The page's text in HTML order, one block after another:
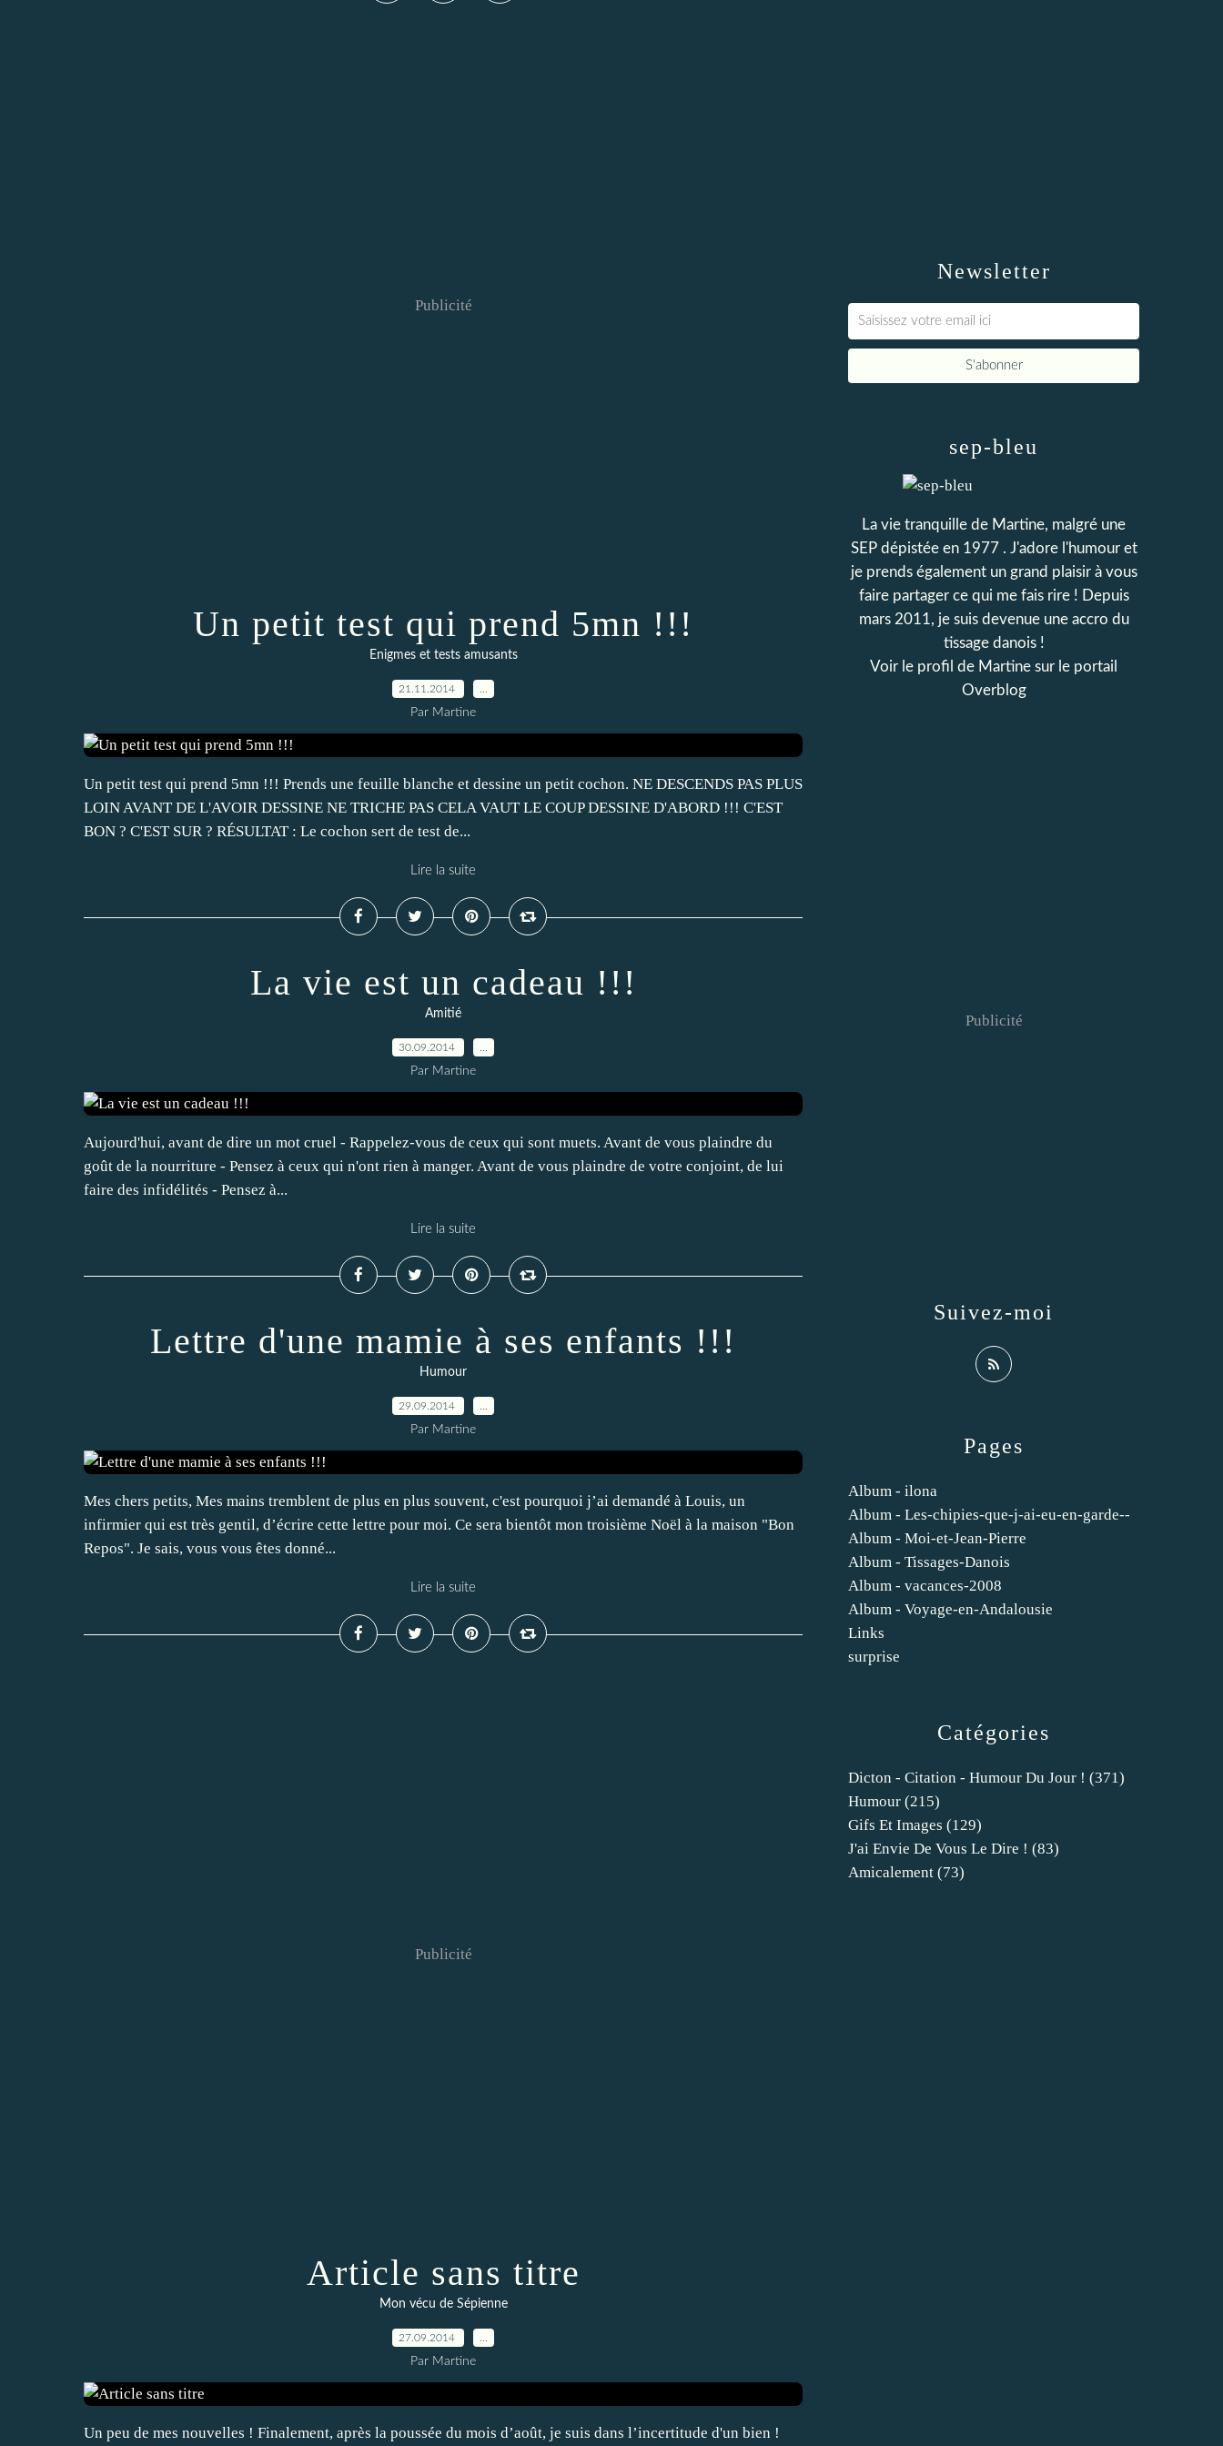
Publicité
Un petit test qui prend 5mn !!!
Enigmes et tests amusants
21.11.2014
Par Martine
Un petit test qui prend 5mn !!! Prends une feuille blanche et dessine un petit cochon. NE DESCENDS PAS PLUS
LOIN AVANT DE L'AVOIR DESSINE NE TRICHE PAS CELA VAUT LE COUP DESSINE D'ABORD !!! C'EST
BON ? C'EST SUR ? RÉSULTAT : Le cochon sert de test de...
Lire la suite
La vie est un cadeau !!!
Amitié
30.09.2014
Par Martine
Aujourd'hui, avant de dire un mot cruel - Rappelez-vous de ceux qui sont muets. Avant de vous plaindre du
goût de la nourriture - Pensez à ceux qui n'ont rien à manger. Avant de vous plaindre de votre conjoint, de lui
faire des infidélités - Pensez à...
Lire la suite
Lettre d'une mamie à ses enfants !!!
Humour
29.09.2014
Par Martine
Mes chers petits, Mes mains tremblent de plus en plus souvent, c'est pourquoi j’ai demandé à Louis, un
infirmier qui est très gentil, d’écrire cette lettre pour moi. Ce sera bientôt mon troisième Noël à la maison "Bon
Repos". Je sais, vous vous êtes donné...
Lire la suite
Publicité
Article sans titre
Mon vécu de Sépienne
27.09.2014
Par Martine
Un peu de mes nouvelles ! Finalement, après la poussée du mois d’août, je suis dans l’incertitude d'un bien !
Newsletter
Catégories
Dicton - Citation - Humour Du Jour ! (371)
Humour (215)
Gifs Et Images (129)
J'ai Envie De Vous Le Dire ! (83)
Amicalement (73)
Pages
Album - ilona
Album - Les-chipies-que-j-ai-eu-en-garde--
Album - Moi-et-Jean-Pierre
Album - Tissages-Danois
Album - vacances-2008
Album - Voyage-en-Andalousie
Links
surprise
sep-bleu
La vie tranquille de Martine, malgré une
SEP dépistée en 1977 . J'adore l'humour et
je prends également un grand plaisir à vous
faire partager ce qui me fais rire ! Depuis
mars 2011, je suis devenue une accro du
tissage danois !
Voir le profil de Martine sur le portail
Overblog
Suivez-moi
Publicité